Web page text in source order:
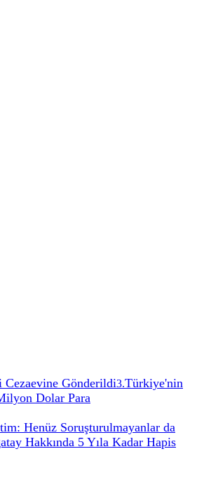
Cezaevine Gönderildi3.Türkiye'nin
Dolar Para
Henüz Soruşturulmayanlar da
Hakkında 5 Yıla Kadar Hapis